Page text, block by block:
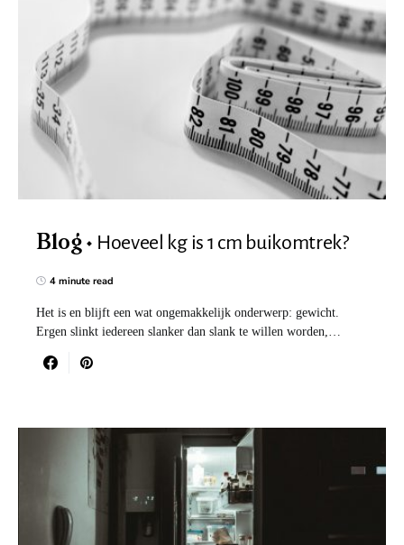
Blog Hoeveel kg is 1 cm buikomtrek?
4 minute read
Het is en blijft een wat ongemakkelijk onderwerp: gewicht.
Ergen slinkt iedereen slanker dan slank te willen worden,…